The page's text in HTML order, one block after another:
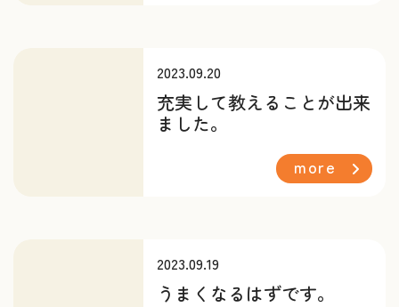
2023.09.20
充実して教えることが出来
ました。
more
2023.09.19
うまくなるはずです。